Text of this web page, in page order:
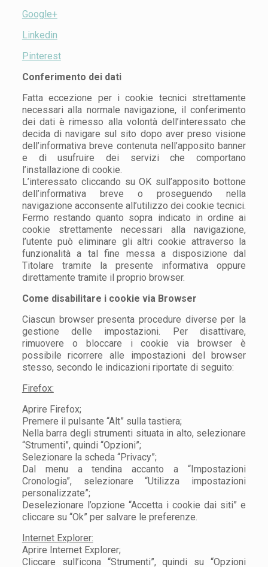
Google+
Linkedin
Pinterest
Conferimento dei dati
Fatta eccezione per i cookie tecnici strettamente
necessari alla normale navigazione, il conferimento
dei dati è rimesso alla volontà dell’interessato che
decida di navigare sul sito dopo aver preso visione
dell’informativa breve contenuta nell’apposito banner
e di usufruire dei servizi che comportano
l’installazione di cookie.
L’interessato cliccando su OK sull’apposito bottone
dell’informativa breve o proseguendo nella
navigazione acconsente all’utilizzo dei cookie tecnici.
Fermo restando quanto sopra indicato in ordine ai
cookie strettamente necessari alla navigazione,
l’utente può eliminare gli altri cookie attraverso la
funzionalità a tal fine messa a disposizione dal
Titolare tramite la presente informativa oppure
direttamente tramite il proprio browser.
Come disabilitare i cookie via Browser
Ciascun browser presenta procedure diverse per la
gestione delle impostazioni. Per disattivare,
rimuovere o bloccare i cookie via browser è
possibile ricorrere alle impostazioni del browser
stesso, secondo le indicazioni riportate di seguito:
Firefox:
Aprire Firefox;
Premere il pulsante “Alt” sulla tastiera;
Nella barra degli strumenti situata in alto, selezionare
“Strumenti”, quindi “Opzioni”;
Selezionare la scheda “Privacy”;
Dal menu a tendina accanto a “Impostazioni
Cronologia”, selezionare “Utilizza impostazioni
personalizzate”;
Deselezionare l’opzione “Accetta i cookie dai siti” e
cliccare su “Ok” per salvare le preferenze.
Internet Explorer:
Aprire Internet Explorer;
Cliccare sull’icona “Strumenti”, quindi su “Opzioni